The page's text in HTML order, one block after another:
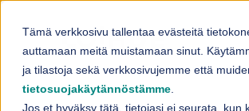
Tämä verkkosivu tallentaa evästeitä
auttamaan meitä muistamaan sinut.
ja tilastoja sekä verkkosivujemme että
tietosuojakäytännöstämme
Jos et hyväksy tätä, tietojasi ei seurata, kun